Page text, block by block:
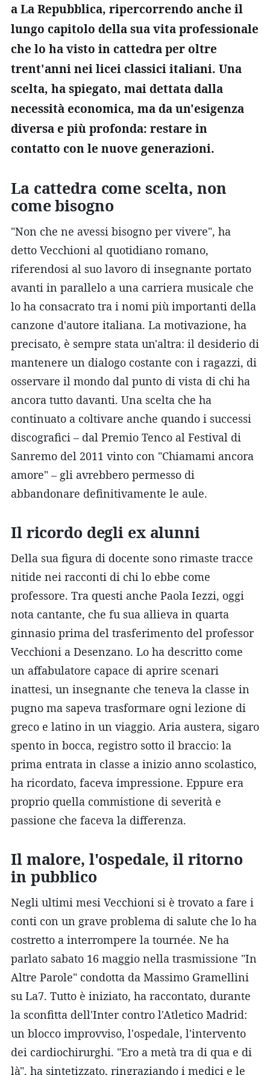
a La Repubblica, ripercorrendo anche il
lungo capitolo della sua vita professionale
che lo ha visto in cattedra per oltre
trent'anni nei licei classici italiani. Una
scelta, ha spiegato, mai dettata dalla
necessità economica, ma da un'esigenza
diversa e più profonda: restare in
contatto con le nuove generazioni.
La cattedra come scelta, non
come bisogno
"Non che ne avessi bisogno per vivere", ha
detto Vecchioni al quotidiano romano,
riferendosi al suo lavoro di insegnante portato
avanti in parallelo a una carriera musicale che
lo ha consacrato tra i nomi più importanti della
canzone d'autore italiana. La motivazione, ha
precisato, è sempre stata un'altra: il desiderio di
mantenere un dialogo costante con i ragazzi, di
osservare il mondo dal punto di vista di chi ha
ancora tutto davanti. Una scelta che ha
continuato a coltivare anche quando i successi
discografici – dal Premio Tenco al Festival di
Sanremo del 2011 vinto con "Chiamami ancora
amore" – gli avrebbero permesso di
abbandonare definitivamente le aule.
Il ricordo degli ex alunni
Della sua figura di docente sono rimaste tracce
nitide nei racconti di chi lo ebbe come
professore. Tra questi anche Paola Iezzi, oggi
nota cantante, che fu sua allieva in quarta
ginnasio prima del trasferimento del professor
Vecchioni a Desenzano. Lo ha descritto come
un affabulatore capace di aprire scenari
inattesi, un insegnante che teneva la classe in
pugno ma sapeva trasformare ogni lezione di
greco e latino in un viaggio. Aria austera, sigaro
spento in bocca, registro sotto il braccio: la
prima entrata in classe a inizio anno scolastico,
ha ricordato, faceva impressione. Eppure era
proprio quella commistione di severità e
passione che faceva la differenza.
Il malore, l'ospedale, il ritorno
in pubblico
Negli ultimi mesi Vecchioni si è trovato a fare i
conti con un grave problema di salute che lo ha
costretto a interrompere la tournée. Ne ha
parlato sabato 16 maggio nella trasmissione "In
Altre Parole" condotta da Massimo Gramellini
su La7. Tutto è iniziato, ha raccontato, durante
la sconfitta dell'Inter contro l'Atletico Madrid:
un blocco improvviso, l'ospedale, l'intervento
dei cardiochirurghi. "Ero a metà tra di qua e di
là", ha sintetizzato, ringraziando i medici e le